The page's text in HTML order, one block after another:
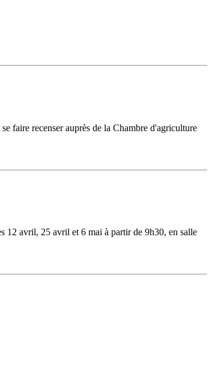
faire recenser auprès de la Chambre d'agriculture
12 avril, 25 avril et 6 mai à partir de 9h30, en salle